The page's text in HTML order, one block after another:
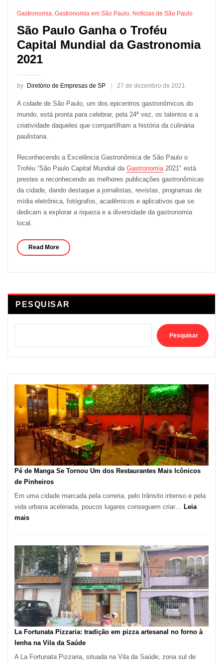
Gastronomia, Gastronomia em São Paulo, Notícias de São Paulo
São Paulo Ganha o Troféu
Capital Mundial da Gastronomia
2021
by Diretório de Empresas de SP 27 de dezembro de 2021
A cidade de São Paulo, um dos epicentros gastronômicos do
mundo, está pronta para celebrar, pela 24ª vez, os talentos e a
criatividade daqueles que compartilham a história da culinária
paulistana.
Reconhecendo a Excelência Gastronômica de São Paulo o
Troféu “São Paulo Capital Mundial da Gastronomia2021″ está
prestes a reconhecendo as melhores publicações gastronômicas
da cidade, dando destaque a jornalistas, revistas, programas de
mídia eletrônica, fotógrafos, acadêmicos e aplicativos que se
dedicam a explorar a riqueza e a diversidade da gastronomia
local.
Read More
PESQUISAR
Pesquisar
Pé de Manga Se Tornou Um dos Restaurantes Mais Icônicos
de Pinheiros
Em uma cidade marcada pela correria, pelo trânsito intenso e pela
vida urbana acelerada, poucos lugares conseguem criar… Leia
mais:
Manga
Se
Tornou
Um
dos
Restaurantes
Mais
Icônicos
La Fortunata Pizzaria: tradição em pizza artesanal no forno à
lenha na Vila da Saúde
A La Fortunata Pizzaria, situada na Vila da Saúde, zona sul de